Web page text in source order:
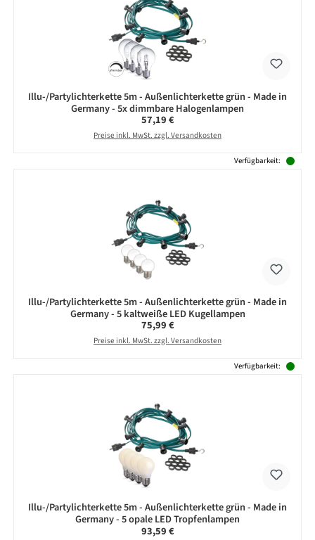
Illu-/Partylichterkette 5m - Außenlichterkette grün - Made in
Germany - 5x dimmbare Halogenlampen
Regulärer Preis:
57,19 €
Preise inkl. MwSt. zzgl. Versandkosten
Verfügbarkeit:
Illu-/Partylichterkette 5m - Außenlichterkette grün - Made in
Germany - 5 kaltweiße LED Kugellampen
Regulärer Preis:
75,99 €
Preise inkl. MwSt. zzgl. Versandkosten
Verfügbarkeit:
Illu-/Partylichterkette 5m - Außenlichterkette grün - Made in
Germany - 5 opale LED Tropfenlampen
Regulärer Preis:
93,59 €